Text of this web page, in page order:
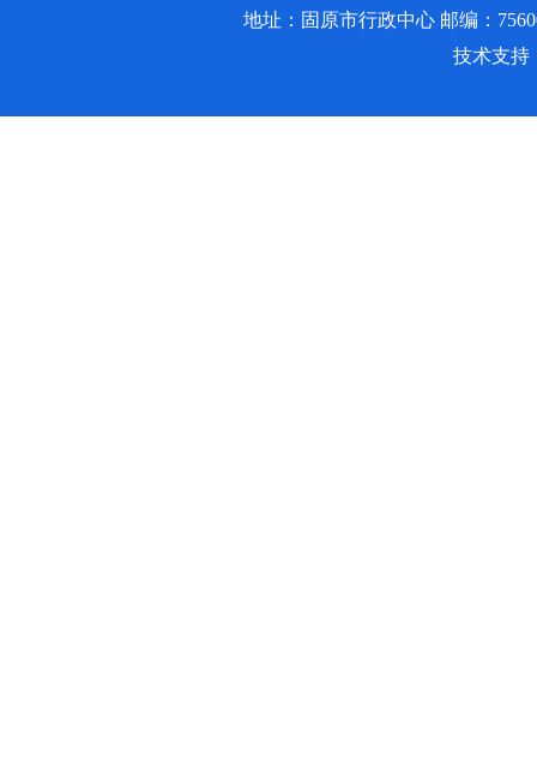
地址：固原市行政中心 邮编：
技术支持